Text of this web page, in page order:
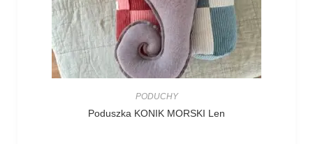
PODUCHY
Poduszka KONIK MORSKI Len